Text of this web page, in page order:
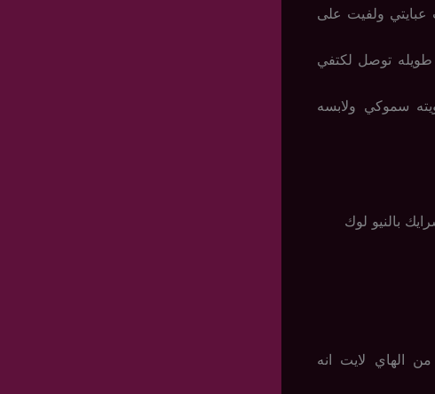
عبايتي ولفيت على
توصل لكتفي
سموكي ولابسه
بالنيو لوك
الهاي لايت انه